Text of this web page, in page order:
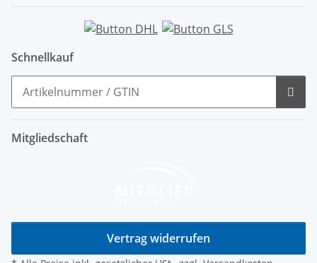
Schnellkauf
Mitgliedschaft
Vertrag widerrufen